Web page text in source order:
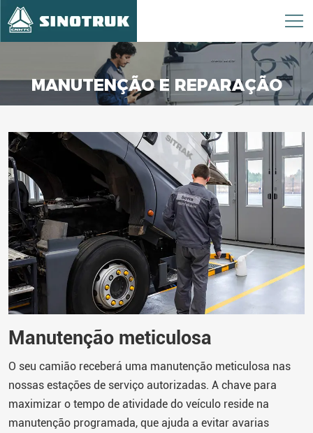
MANUTENÇÃO E REPARAÇÃO
Manutenção meticulosa
O seu camião receberá uma manutenção meticulosa nas
nossas estações de serviço autorizadas. A chave para
maximizar o tempo de atividade do veículo reside na
manutenção programada, que ajuda a evitar avarias